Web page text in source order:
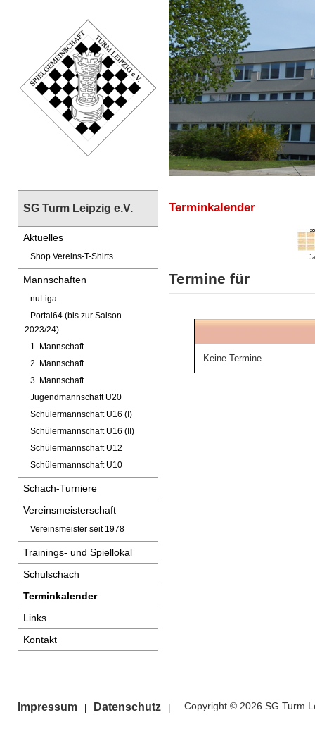
SG Turm Leipzig e.V.
Aktuelles
Shop Vereins-T-Shirts
Mannschaften
nuLiga
Portal64 (bis zur Saison
2023/24)
1. Mannschaft
2. Mannschaft
3. Mannschaft
Jugendmannschaft U20
Schülermannschaft U16 (I)
Schülermannschaft U16 (II)
Schülermannschaft U12
Schülermannschaft U10
Schach-Turniere
Vereinsmeisterschaft
Vereinsmeister seit 1978
Trainings- und Spiellokal
Schulschach
Terminkalender
Links
Kontakt
Terminkalender
Termine für
Keine Termine
Impressum Datenschutz Copyright © 2026 SG Turm